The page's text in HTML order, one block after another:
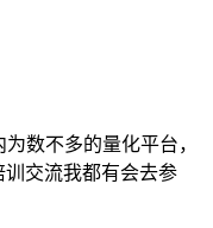
数不多的量化平台，
交流我都有会去参